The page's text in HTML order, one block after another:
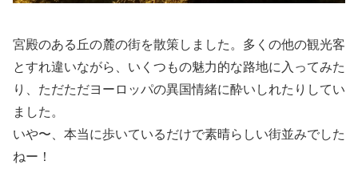
宮殿のある丘の麓の街を散策しました。多くの他の観光客
とすれ違いながら、いくつもの魅力的な路地に入ってみた
り、ただただヨーロッパの異国情緒に酔いしれたりしてい
ました。
いや〜、本当に歩いているだけで素晴らしい街並みでした
ねー！